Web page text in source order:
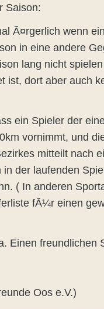
Saison:
Ã¤rgerlich wenn
in eine andere
lang nicht
ist, dort aber auch
ein Spieler der
vornimmt, und
mitteilt nach
in der laufenden
( In anderen
fÃ¼r einen
Einen freundlichen
Oos e.V.)